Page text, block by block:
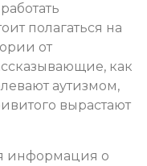
полагаться на
от
как
аутизмом,
вырастают
информация о